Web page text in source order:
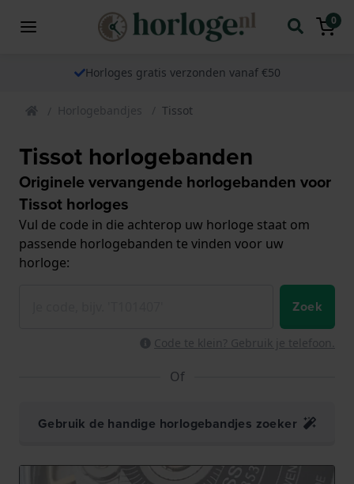
0
Horloges gratis verzonden vanaf €50
Horlogebandjes Tissot
Tissot horlogebanden
Originele vervangende horlogebanden voor
Tissot horloges
Vul de code in die achterop uw horloge staat om
passende horlogebanden te vinden voor uw
horloge:
Zoek
Code te klein? Gebruik je telefoon.
Of
Gebruik de handige horlogebandjes zoeker